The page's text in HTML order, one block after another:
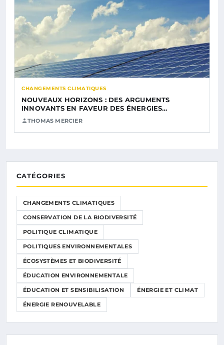
CHANGEMENTS CLIMATIQUES
NOUVEAUX HORIZONS : DES ARGUMENTS
INNOVANTS EN FAVEUR DES ÉNERGIES…
THOMAS MERCIER
CATÉGORIES
CHANGEMENTS CLIMATIQUES
CONSERVATION DE LA BIODIVERSITÉ
POLITIQUE CLIMATIQUE
POLITIQUES ENVIRONNEMENTALES
ÉCOSYSTÈMES ET BIODIVERSITÉ
ÉDUCATION ENVIRONNEMENTALE
ÉDUCATION ET SENSIBILISATION ÉNERGIE ET CLIMAT
ÉNERGIE RENOUVELABLE